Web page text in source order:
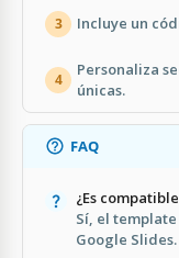
3 Incluye un
4
Personaliza
únicas.
FAQ
¿Es
Sí, el
Google Slides.